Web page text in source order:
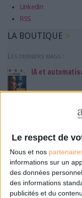
Le respect de
Nous et nos
informations sur un
des données
des informations
publicités et du
Linkedin
RSS
LA BOUTIQUE
Les derniers mags :
IA et
Bibliothèques
DSI du secteur
Les derniers guides :
IA génératives :